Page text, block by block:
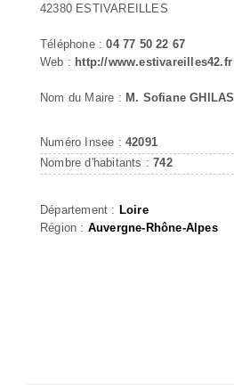
42380 ESTIVAREILLES
Téléphone :04 77 50 22 67
Web : http://www.estivareilles42.fr
Nom du Maire : M. Sofiane GHILAS
Numéro Insee : 42091
Nombre d'habitants :742
Département : Loire
Région : Auvergne-Rhône-Alpes